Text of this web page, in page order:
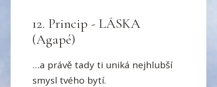
12. Princip - LÁSKA
(Agapé)
…a právě tady ti uniká nejhlubší
smysl tvého bytí.